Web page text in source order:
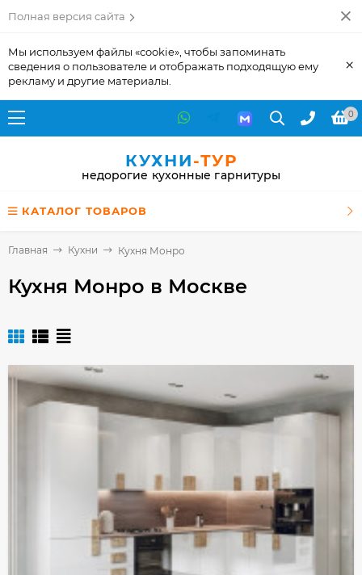
Полная версия сайта
Мы используем файлы «cookie», чтобы запоминать
сведения о пользователе и отображать подходящую ему
рекламу и другие материалы.
×
0
КУХНИ-ТУР
недорогие кухонные гарнитуры
КАТАЛОГ ТОВАРОВ
Главная Кухни Кухня Монро
Кухня Монро в Москве